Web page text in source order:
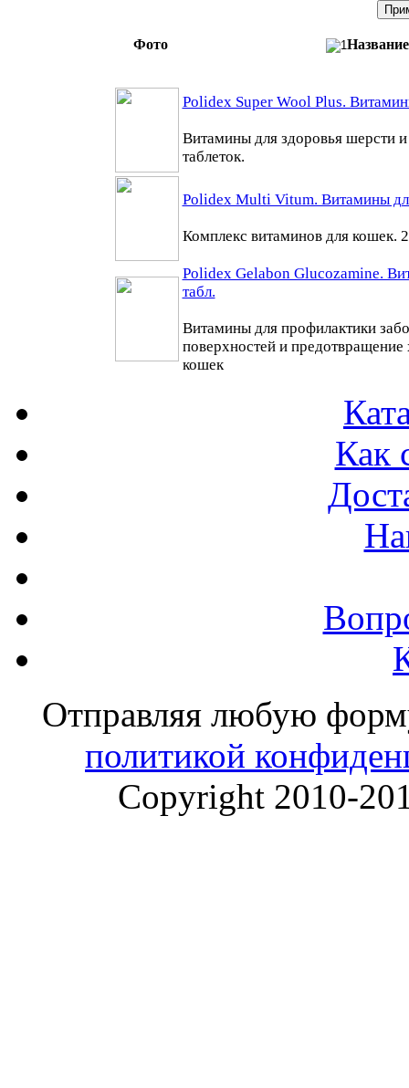
Фото Название
Polidex Super Wool Plus.
Витамины для здоровья шерсти
таблеток.
Polidex Multi Vitum. Витамины
Комплекс витаминов для кошек.
Polidex Gelabon Glucozamine.
табл.
Витамины для профилактики
поверхностей и предотвращение
кошек
Как
Отправляя любую
политикой
Copyright 2010-